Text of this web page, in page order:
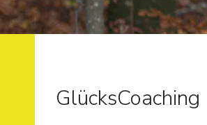
GlücksCoaching